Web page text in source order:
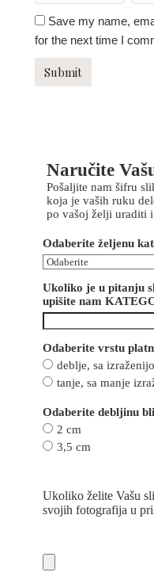
Save my name,
for the next time I
Submit